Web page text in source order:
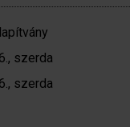
szerda
szerda